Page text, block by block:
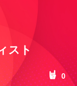
スト
0